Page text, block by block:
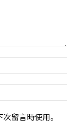
留言時使用。